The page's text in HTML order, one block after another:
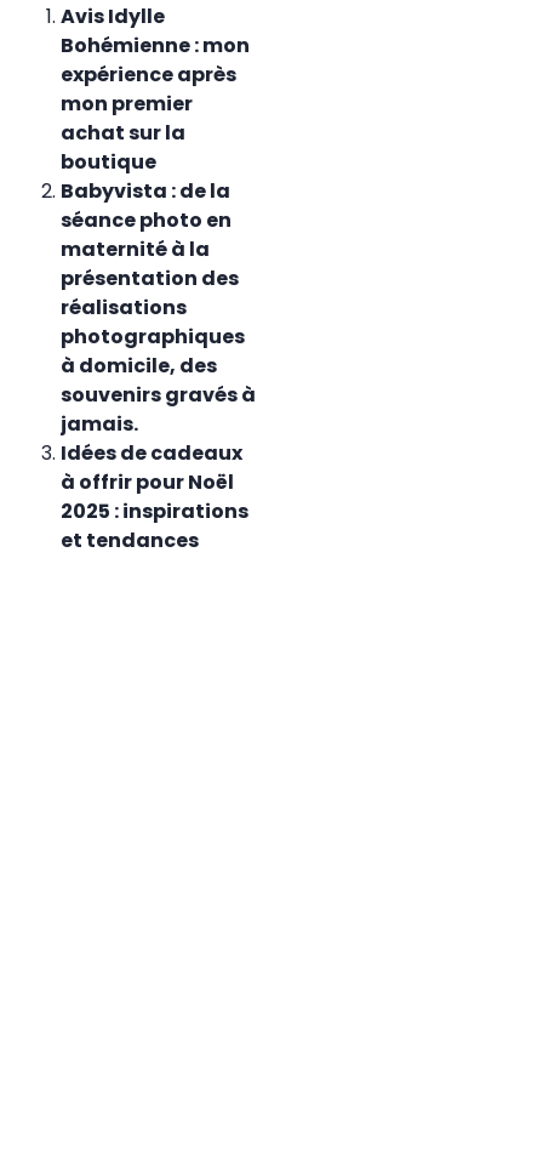
Avis Idylle
Bohémienne : mon
expérience après
mon premier
achat sur la
boutique
Babyvista : de la
séance photo en
maternité à la
présentation des
réalisations
photographiques
à domicile, des
souvenirs gravés à
jamais.
Idées de cadeaux
à offrir pour Noël
2025 : inspirations
et tendances